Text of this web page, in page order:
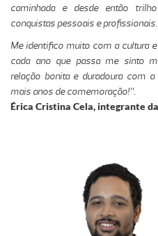
caminhada e desde então
conquistas pessoais e profissionais.
Me identifico muito com a cultura
cada ano que passa me sinto
relação bonita e duradoura com
mais anos de comemoração!”.
Érica Cristina Cela, integrante